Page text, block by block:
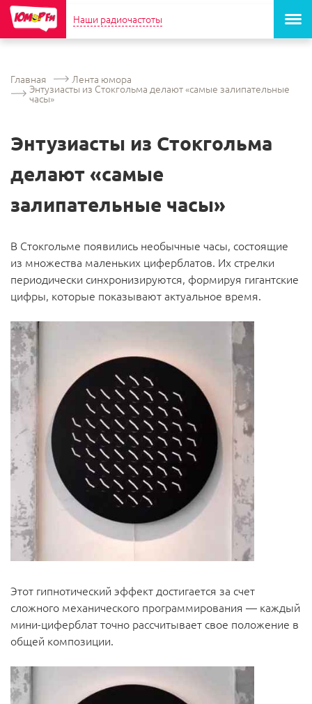
Наши радиочастоты
Главная Лента юмора
Энтузиасты из Стокгольма делают «самые залипательные
часы»
Энтузиасты из Стокгольма
делают «самые
залипательные часы»
В Стокгольме появились необычные часы, состоящие
из множества маленьких циферблатов. Их стрелки
периодически синхронизируются, формируя гигантские
цифры, которые показывают актуальное время.
Этот гипнотический эффект достигается за счет
сложного механического программирования — каждый
мини-циферблат точно рассчитывает свое положение в
общей композиции.